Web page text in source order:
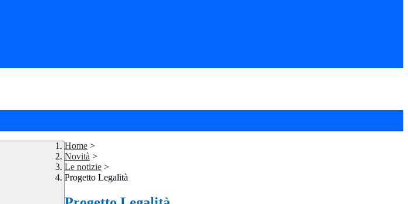
Home >
Novità >
Le notizie >
Progetto Legalità